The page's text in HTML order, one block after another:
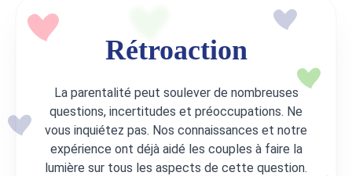
Rétroaction
La parentalité peut soulever de nombreuses
questions, incertitudes et préoccupations. Ne
vous inquiétez pas. Nos connaissances et notre
expérience ont déjà aidé les couples à faire la
lumière sur tous les aspects de cette question.